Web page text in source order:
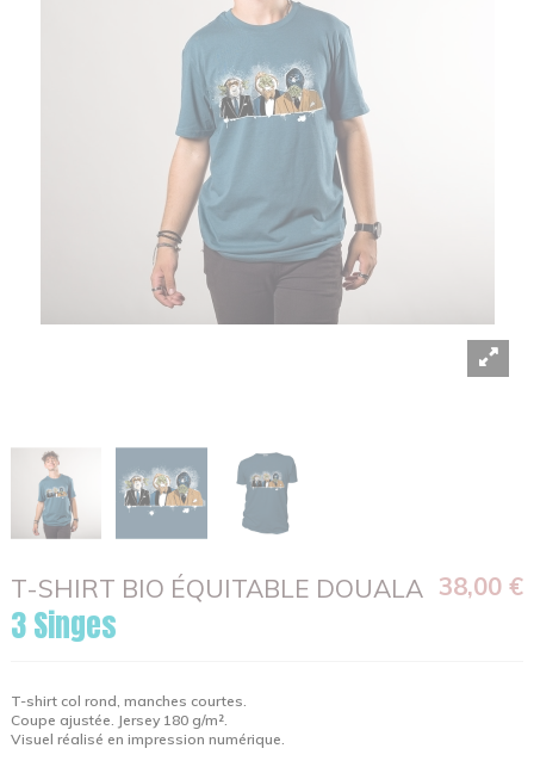
T-SHIRT BIO ÉQUITABLE DOUALA 38,00 €
3 Singes
T-shirt col rond, manches courtes.
Coupe ajustée. Jersey 180 g/m².
Visuel réalisé en impression numérique.